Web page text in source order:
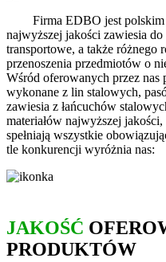
Firma EDBO jest polskim
najwyższej jakości zawiesia
transportowe, a także różnego
przenoszenia przedmiotów o
Wśród oferowanych przez nas
wykonane z lin stalowych,
zawiesia z łańcuchów
materiałów najwyższej
spełniają wszystkie
tle konkurencji wyróżnia nas:
JAKOŚĆ
PRODUKTÓW